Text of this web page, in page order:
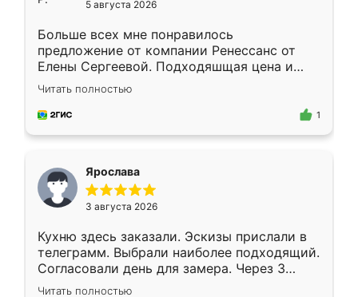
5 августа 2026
Больше всех мне понравилось
предложение от компании Ренессанс от
Елены Сергеевой. Подходяшщая цена и
короткие сроки изготовления. Приехавший
для замера сотрудник Владислав
предложил по моему эскизу самый
Читать полностью
1
Ярослава
3 августа 2026
Кухню здесь заказали. Эскизы прислали в
телеграмм. Выбрали наиболее подходящий.
Согласовали день для замера. Через 3
недели кухня была уже готова. Остались
Читать полностью